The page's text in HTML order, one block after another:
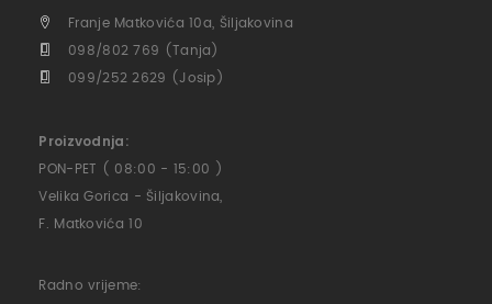
Franje Matkovića 10a, Šiljakovina
098/802 769 (Tanja)
099/252 2629 (Josip)
Proizvodnja:
PON-PET ( 08:00 - 15:00 )
Velika Gorica - Šiljakovina,
F. Matkovića 10
Radno vrijeme: